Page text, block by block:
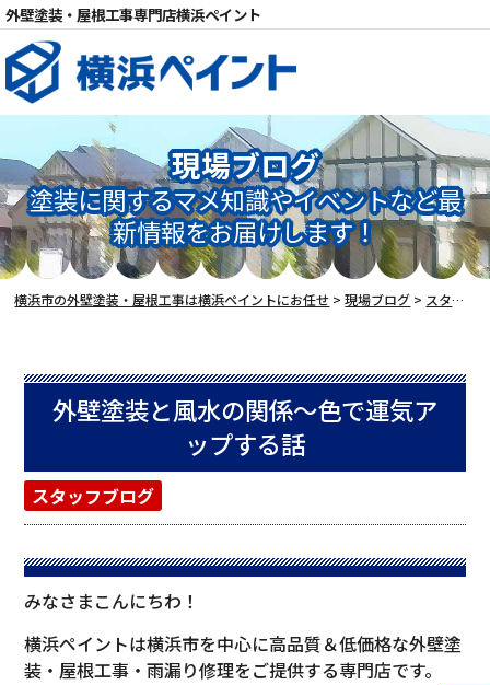
外壁塗装・屋根工事専門店横浜ペイント
電話
現場ブログ
塗装に関するマメ知識やイベントなど最
新情報をお届けします！
横浜市の外壁塗装・屋根工事は横浜ペイントにお任せ >現場ブログ > スタッフブログ
外壁塗装と風水の関係～色で運気ア
ップする話
スタッフブログ
みなさまこんにちわ！
横浜ペイントは横浜市を中心に高品質＆低価格な外壁塗
装・屋根工事・雨漏り修理をご提供する専門店です。